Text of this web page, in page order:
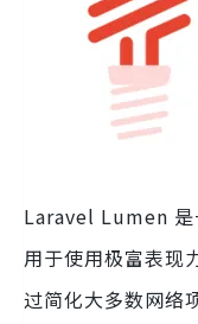
Laravel Lumen 是
用于使用极富表现
过简化大多数网络